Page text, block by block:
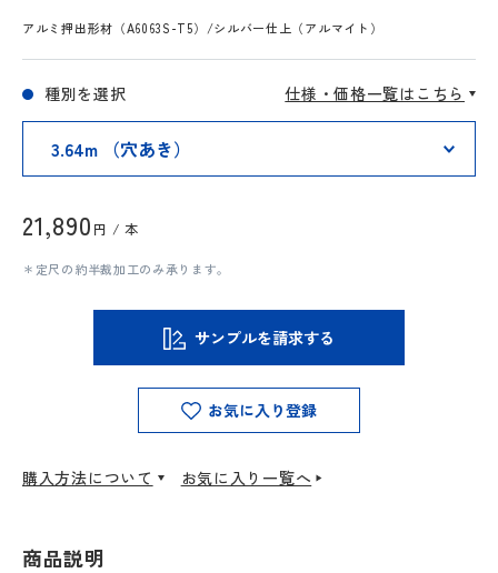
アルミ押出形材（A6063S-T5）/シルバー仕上（アルマイト）
仕様・価格一覧はこちら
種別を選択
21,890 円 / 本
＊定尺の約半裁加工のみ承ります。
サンプルを請求する
お気に入り登録
購入方法について お気に入り一覧へ
商品説明